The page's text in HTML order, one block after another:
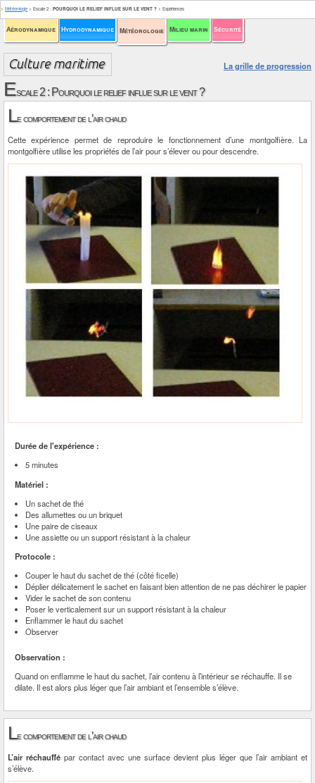
Aérodynamique Hydrodynamique Météorologie Milieu marin Sécurité
> Météorologie > Escale 2 : POURQUOI LE RELIEF INFLUE SUR LE VENT ? > Expériences
La grille de progression
Escale 2 : Pourquoi le relief influe sur le vent ?
Le comportement de l’air chaud
Cette expérience permet de reproduire le fonctionnement d’une montgolfière. La
montgolfière utilise les propriétés de l’air pour s’élever ou pour descendre.
Durée de l'expérience :
5 minutes
Matériel :
Un sachet de thé
Des allumettes ou un briquet
Une paire de ciseaux
Une assiette ou un support résistant à la chaleur
Protocole :
Couper le haut du sachet de thé (côté ficelle)
Déplier délicatement le sachet en faisant bien attention de ne pas déchirer le papier
Vider le sachet de son contenu
Poser le verticalement sur un support résistant à la chaleur
Enflammer le haut du sachet
Observer
Observation :
Quand on enflamme le haut du sachet, l’air contenu à l’intérieur se réchauffe. Il se
dilate. Il est alors plus léger que l’air ambiant et l’ensemble s’élève.
Le comportement de l’air chaud
L’air réchauffé par contact avec une surface devient plus léger que l’air ambiant et
s’élève.